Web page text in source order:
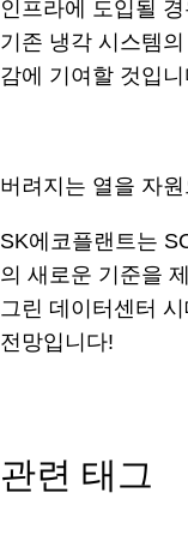
인프라에 도입될 경
기존 냉각 시스템
감에 기여할 것입니
버려지는 열을 자
SK에코플랜트는
의 새로운 기준을
그린 데이터센터
전망입니다!
관련 태그